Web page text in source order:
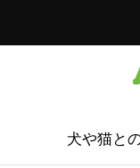
犬や猫と